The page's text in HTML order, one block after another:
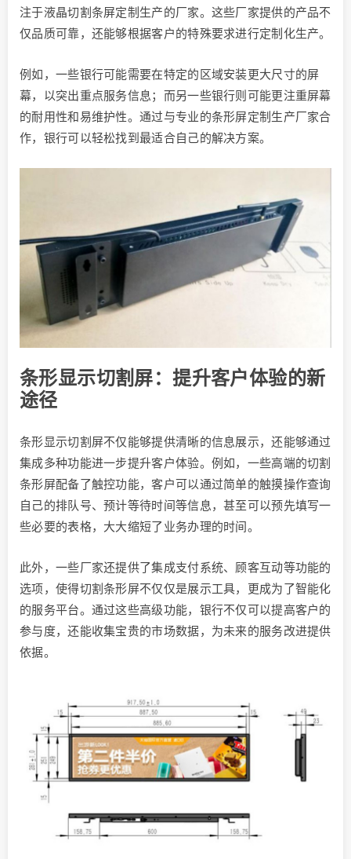
注于液晶切割条屏定制生产的厂家。这些厂家提供的产品不
仅品质可靠，还能够根据客户的特殊要求进行定制化生产。
例如，一些银行可能需要在特定的区域安装更大尺寸的屏
幕，以突出重点服务信息；而另一些银行则可能更注重屏幕
的耐用性和易维护性。通过与专业的条形屏定制生产厂家合
作，银行可以轻松找到最适合自己的解决方案。
条形显示切割屏：提升客户体验的新
途径
条形显示切割屏不仅能够提供清晰的信息展示，还能够通过
集成多种功能进一步提升客户体验。例如，一些高端的切割
条形屏配备了触控功能，客户可以通过简单的触摸操作查询
自己的排队号、预计等待时间等信息，甚至可以预先填写一
些必要的表格，大大缩短了业务办理的时间。
此外，一些厂家还提供了集成支付系统、顾客互动等功能的
选项，使得切割条形屏不仅仅是展示工具，更成为了智能化
的服务平台。通过这些高级功能，银行不仅可以提高客户的
参与度，还能收集宝贵的市场数据，为未来的服务改进提供
依据。